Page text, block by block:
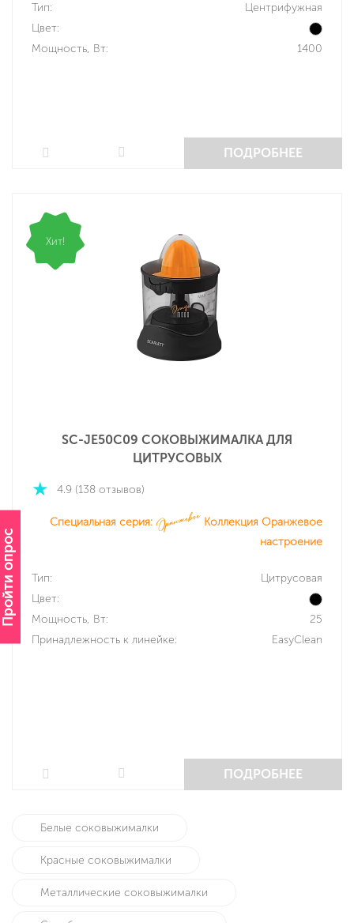
Пройти опрос
Тип:
Центрифужная
Цвет:
Мощность, Вт:
1400
ПОДРОБНЕЕ
Хит!
SC-JE50С09 СОКОВЫЖИМАЛКА ДЛЯ
ЦИТРУСОВЫХ
4.9 (138 отзывов)
Специальная серия:
Коллекция Оранжевое
настроение
Тип:
Цитрусовая
Цвет:
Мощность, Вт:
25
Принадлежность к линейке:
EasyClean
ПОДРОБНЕЕ
Белые соковыжималки
Красные соковыжималки
Металлические соковыжималки